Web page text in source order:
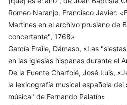
Romeo Naranjo, Francisco Javier:
Martines en el archivo prusiano de
concertante", 1768»
García Fraile, Dámaso, «Las
en las iglesias hispanas durante el
De la Fuente Charfolé, José Luis,
la lexicografía musical española
música" de Fernando Palatín»